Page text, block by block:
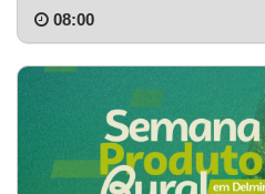
08:00